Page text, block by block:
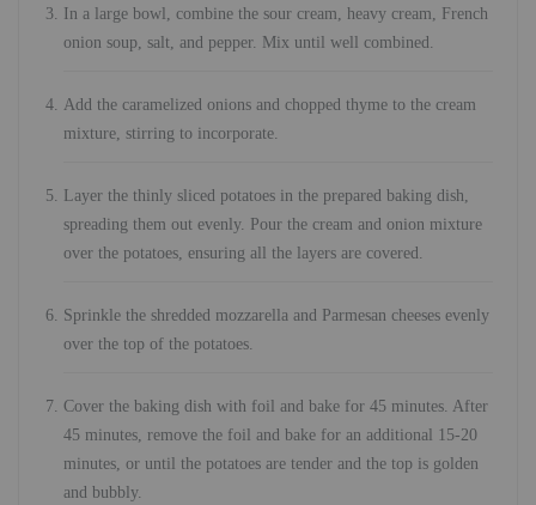
In a large bowl, combine the sour cream, heavy cream, French
onion soup, salt, and pepper. Mix until well combined.
Add the caramelized onions and chopped thyme to the cream
mixture, stirring to incorporate.
Layer the thinly sliced potatoes in the prepared baking dish,
spreading them out evenly. Pour the cream and onion mixture
over the potatoes, ensuring all the layers are covered.
Sprinkle the shredded mozzarella and Parmesan cheeses evenly
over the top of the potatoes.
Cover the baking dish with foil and bake for 45 minutes. After
45 minutes, remove the foil and bake for an additional 15-20
minutes, or until the potatoes are tender and the top is golden
and bubbly.